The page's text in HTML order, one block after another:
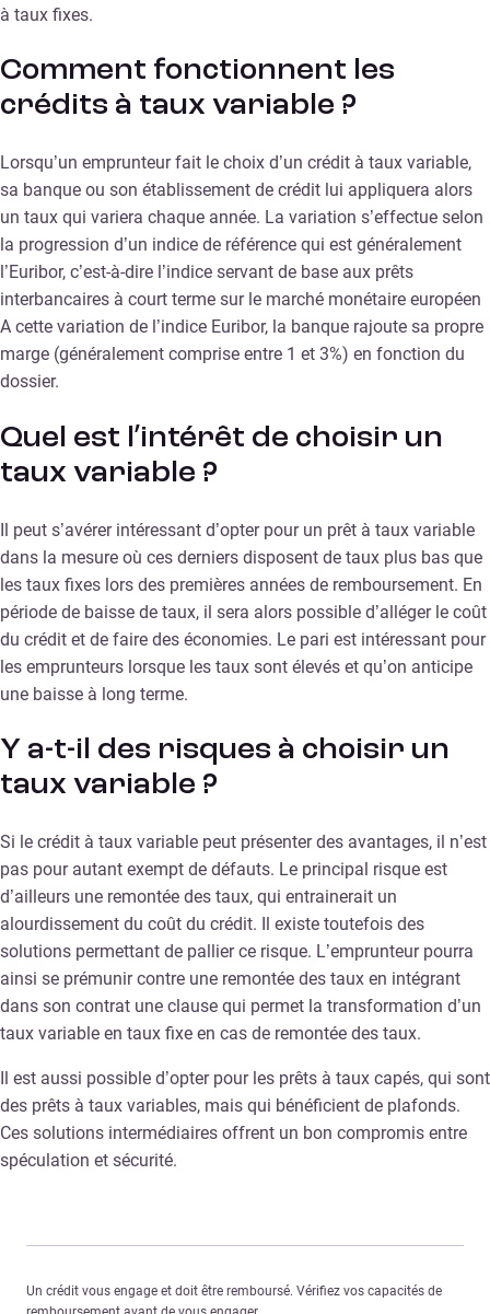
à taux fixes.
Comment fonctionnent les
crédits à taux variable ?
Lorsqu’un emprunteur fait le choix d’un crédit à taux variable,
sa banque ou son établissement de crédit lui appliquera alors
un taux qui variera chaque année. La variation s’effectue selon
la progression d’un indice de référence qui est généralement
l’Euribor, c’est-à-dire l’indice servant de base aux prêts
interbancaires à court terme sur le marché monétaire européen
A cette variation de l’indice Euribor, la banque rajoute sa propre
marge (généralement comprise entre 1 et 3%) en fonction du
dossier.
Quel est l’intérêt de choisir un
taux variable ?
Il peut s’avérer intéressant d’opter pour un prêt à taux variable
dans la mesure où ces derniers disposent de taux plus bas que
les taux fixes lors des premières années de remboursement. En
période de baisse de taux, il sera alors possible d’alléger le coût
du crédit et de faire des économies. Le pari est intéressant pour
les emprunteurs lorsque les taux sont élevés et qu’on anticipe
une baisse à long terme.
Y a-t-il des risques à choisir un
taux variable ?
Si le crédit à taux variable peut présenter des avantages, il n’est
pas pour autant exempt de défauts. Le principal risque est
d’ailleurs une remontée des taux, qui entrainerait un
alourdissement du coût du crédit. Il existe toutefois des
solutions permettant de pallier ce risque. L’emprunteur pourra
ainsi se prémunir contre une remontée des taux en intégrant
dans son contrat une clause qui permet la transformation d’un
taux variable en taux fixe en cas de remontée des taux.
Il est aussi possible d’opter pour les prêts à taux capés, qui sont
des prêts à taux variables, mais qui bénéficient de plafonds.
Ces solutions intermédiaires offrent un bon compromis entre
spéculation et sécurité.
Un crédit vous engage et doit être remboursé. Vérifiez vos capacités de